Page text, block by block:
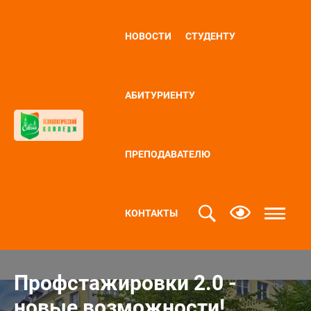
НОВОСТИ СТУДЕНТУ
АБИТУРИЕНТУ
ПРЕПОДАВАТЕЛЮ
КОНТАКТЫ
Профстажировки 2.0 -